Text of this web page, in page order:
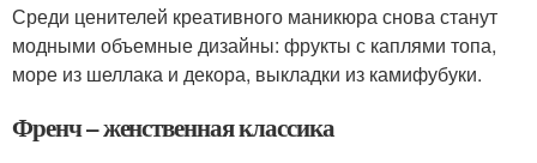
Среди ценителей креативного маникюра снова станут
модными объемные дизайны: фрукты с каплями топа,
море из шеллака и декора, выкладки из камифубуки.
Френч – женственная классика